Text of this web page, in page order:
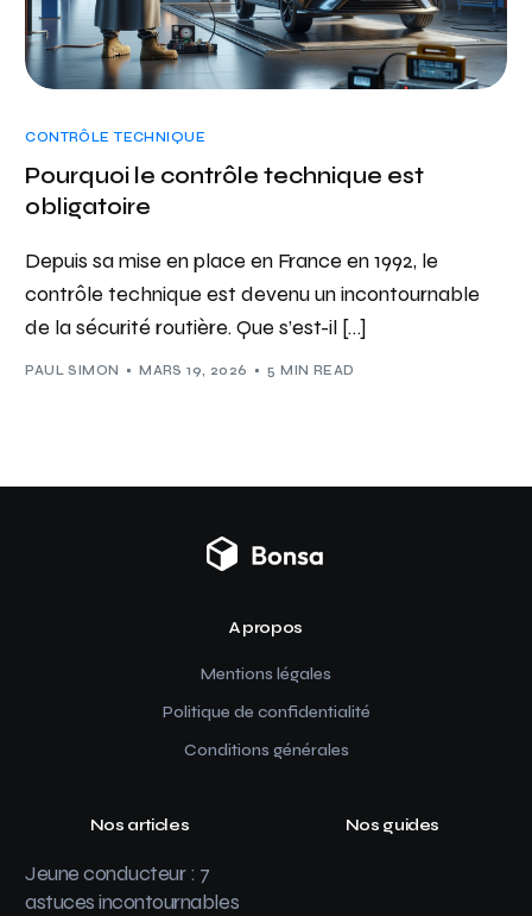
CONTRÔLE TECHNIQUE
Pourquoi le contrôle technique est
obligatoire
Depuis sa mise en place en France en 1992, le
contrôle technique est devenu un incontournable
de la sécurité routière. Que s’est-il […]
PAUL SIMON MARS 19, 2026 5 MIN READ
A propos
Mentions légales
Politique de confidentialité
Conditions générales
Nos articles
Jeune conducteur : 7
astuces incontournables
Nos guides